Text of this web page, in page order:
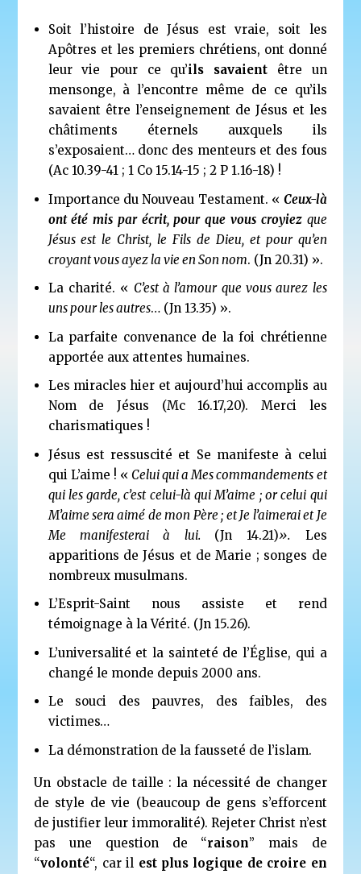
Soit l’histoire de Jésus est vraie, soit les
Apôtres et les premiers chrétiens, ont donné
leur vie pour ce qu’ils savaient être un
mensonge, à l’encontre même de ce qu’ils
savaient être l’enseignement de Jésus et les
châtiments éternels auxquels ils
s’exposaient… donc des menteurs et des fous
(Ac 10.39-41 ; 1 Co 15.14-15 ; 2 P 1.16-18) !
Importance du Nouveau Testament. « Ceux-là
ont été mis par écrit, pour que vous croyiez que
Jésus est le Christ, le Fils de Dieu, et pour qu’en
croyant vous ayez la vie en Son nom. (Jn 20.31) ».
La charité. « C’est à l’amour que vous aurez les
uns pour les autres… (Jn 13.35) ».
La parfaite convenance de la foi chrétienne
apportée aux attentes humaines.
Les miracles hier et aujourd’hui accomplis au
Nom de Jésus (Mc 16.17,20). Merci les
charismatiques !
Jésus est ressuscité et Se manifeste à celui
qui L’aime ! « Celui qui a Mes commandements et
qui les garde, c’est celui-là qui M’aime ; or celui qui
M’aime sera aimé de mon Père ; et Je l’aimerai et Je
Me manifesterai à lui. (Jn 14.21)». Les
apparitions de Jésus et de Marie ; songes de
nombreux musulmans.
L’Esprit-Saint nous assiste et rend
témoignage à la Vérité. (Jn 15.26).
L’universalité et la sainteté de l’Église, qui a
changé le monde depuis 2000 ans.
Le souci des pauvres, des faibles, des
victimes…
La démonstration de la fausseté de l’islam.
Un obstacle de taille : la nécessité de changer
de style de vie (beaucoup de gens s’efforcent
de justifier leur immoralité). Rejeter Christ n’est
pas une question de “raison” mais de
“volonté“, car il est plus logique de croire en